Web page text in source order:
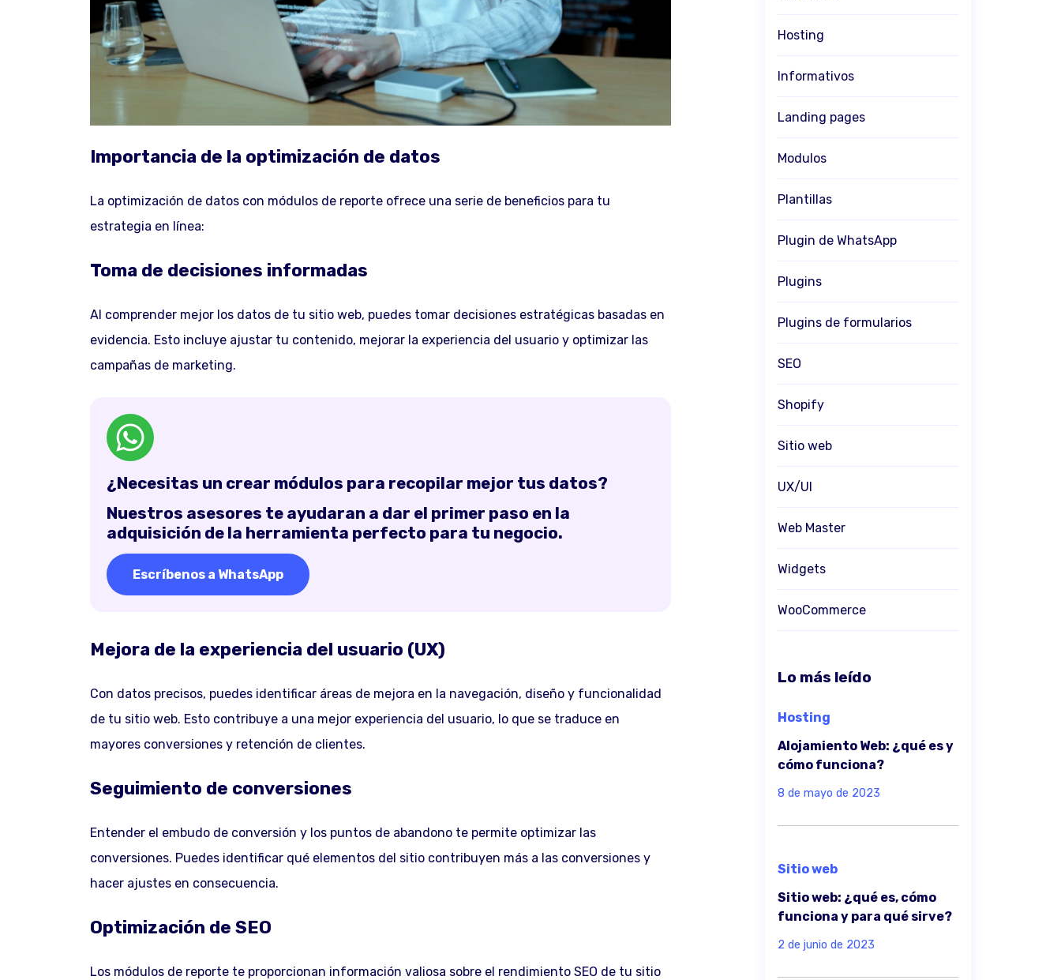
Importancia de la optimización de datos
La optimización de datos con módulos de reporte ofrece una serie de beneficios para tu
estrategia en línea:
Toma de decisiones informadas
Al comprender mejor los datos de tu sitio web, puedes tomar decisiones estratégicas basadas en
evidencia. Esto incluye ajustar tu contenido, mejorar la experiencia del usuario y optimizar las
campañas de marketing.
¿Necesitas un crear módulos para recopilar mejor tus datos?
Nuestros asesores te ayudaran a dar el primer paso en la
adquisición de la herramienta perfecto para tu negocio.
Escríbenos a WhatsApp
Mejora de la experiencia del usuario (UX)
Con datos precisos, puedes identificar áreas de mejora en la navegación, diseño y funcionalidad
de tu sitio web. Esto contribuye a una mejor experiencia del usuario, lo que se traduce en
mayores conversiones y retención de clientes.
Seguimiento de conversiones
Entender el embudo de conversión y los puntos de abandono te permite optimizar las
conversiones. Puedes identificar qué elementos del sitio contribuyen más a las conversiones y
hacer ajustes en consecuencia.
Optimización de SEO
Los módulos de reporte te proporcionan información valiosa sobre el rendimiento SEO de tu sitio
Hosting
Informativos
Landing pages
Modulos
Plantillas
Plugin de WhatsApp
Plugins
Plugins de formularios
SEO
Shopify
Sitio web
UX/UI
Web Master
Widgets
WooCommerce
Lo más leído
Hosting
Alojamiento Web: ¿qué es y
cómo funciona?
8 de mayo de 2023
Sitio web
Sitio web: ¿qué es, cómo
funciona y para qué sirve?
2 de junio de 2023